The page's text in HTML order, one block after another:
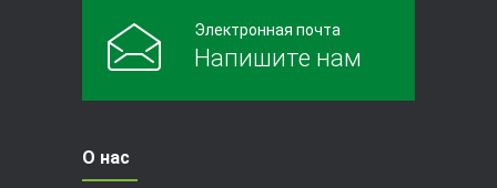
Электронная почта
Напишите нам
О нас